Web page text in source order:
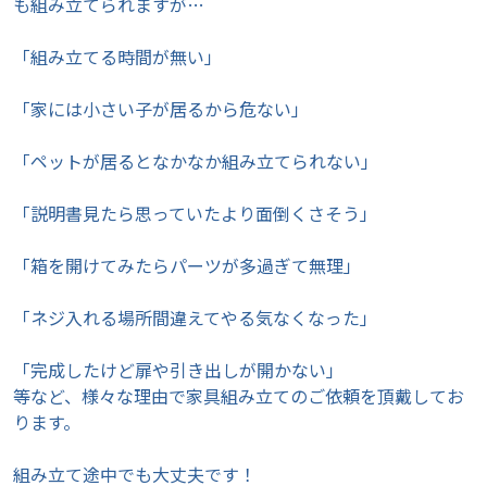
「組み立てる時間が無い」
「家には小さい子が居るから危ない」
「ペットが居るとなかなか組み立てられない」
「説明書見たら思っていたより面倒くさそう」
「箱を開けてみたらパーツが多過ぎて無理」
「ネジ入れる場所間違えてやる気なくなった」
「完成したけど扉や引き出しが開かない」
等など、様々な理由で家具組み立てのご依頼を頂戴してお
ります。
組み立て途中でも大丈夫です！